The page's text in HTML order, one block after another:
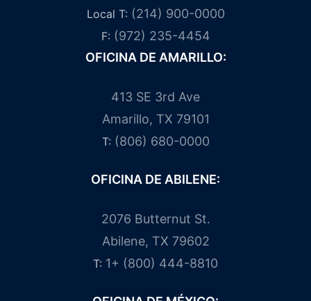
Local T: (214) 900-0000
F: (972) 235-4454
OFICINA DE AMARILLO:
413 SE 3rd Ave
Amarillo, TX 79101
T: (806) 680-0000
OFICINA DE ABILENE:
2076 Butternut St.
Abilene, TX 79602
T: 1+ (800) 444-8810